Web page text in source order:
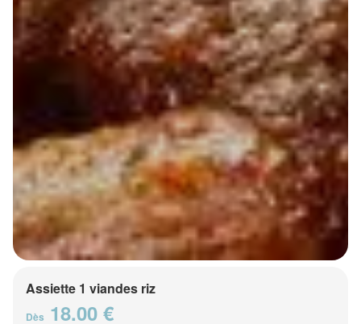
Assiette 1 viandes riz
Dès 18.00 €